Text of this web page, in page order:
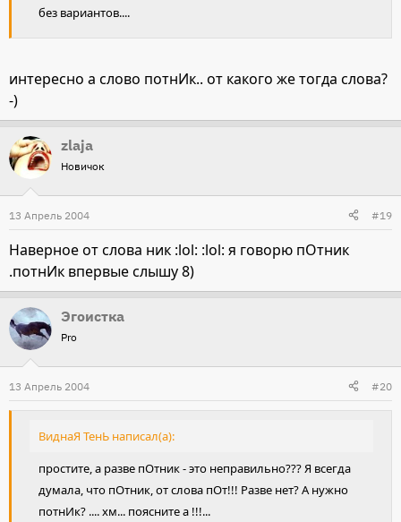
без вариантов....
интересно а слово потнИк.. от какого же тогда слова?
-)
zlaja
Новичок
13 Апрель 2004 #19
Наверное от слова ник :lol: :lol: я говорю пОтник
.потнИк впервые слышу 8)
Эгоистка
Pro
13 Апрель 2004 #20
ВиднаЯ ТенЬ написал(а):
простите, а разве пОтник - это неправильно??? Я всегда
думала, что пОтник, от слова пОт!!! Разве нет? А нужно
потнИк? .... хм... поясните а !!!...